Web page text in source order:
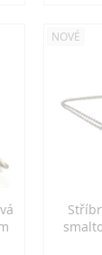
NOVÉ